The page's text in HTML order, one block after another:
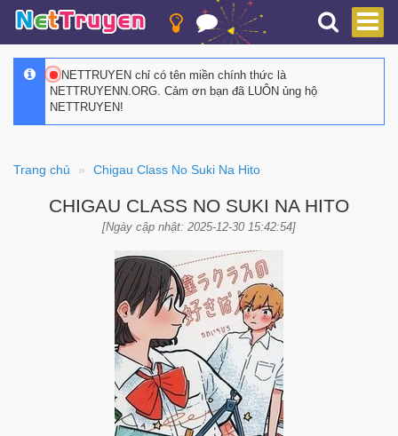
NETTRUYEN chỉ có tên miền chính thức là
NETTRUYENN.ORG. Cảm ơn bạn đã LUÔN ủng hộ
NETTRUYEN!
Trang chủ Chigau Class No Suki Na Hito
CHIGAU CLASS NO SUKI NA HITO
[Ngày cập nhật: 2025-12-30 15:42:54]